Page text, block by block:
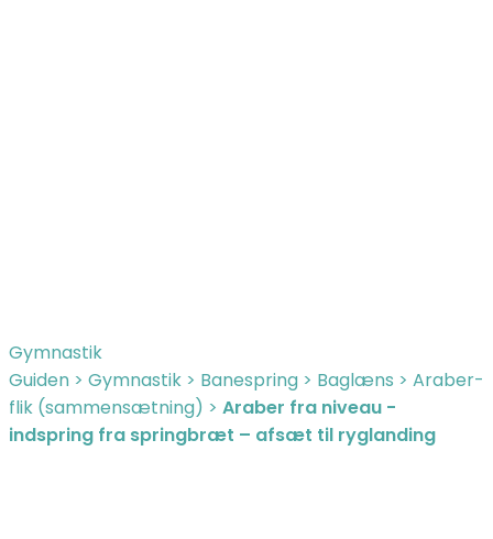
Gymnastik
Guiden > Gymnastik > Banespring > Baglæns > Araber-
flik (sammensætning) > Araber fra niveau -
indspring fra springbræt – afsæt til ryglanding